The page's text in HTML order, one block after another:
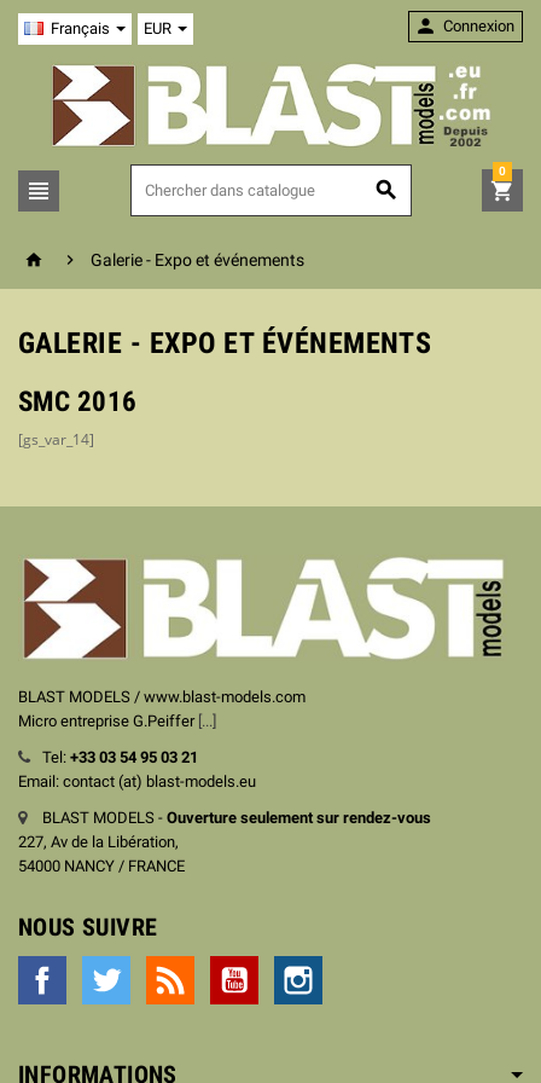
Français EUR
 
 Connexion

0
  Galerie - Expo et événements
GALERIE - EXPO ET ÉVÉNEMENTS
SMC 2016
[gs_var_14]
BLAST MODELS / www.blast-models.com
Micro entreprise G.Peiffer [...]
Tel: +33 03 54 95 03 21
Email: contact (at) blast-models.eu
BLAST MODELS - Ouverture seulement sur rendez-vous
227, Av de la Libération,
54000 NANCY / FRANCE
NOUS SUIVRE
Facebook Twitter YouTube
INFORMATIONS